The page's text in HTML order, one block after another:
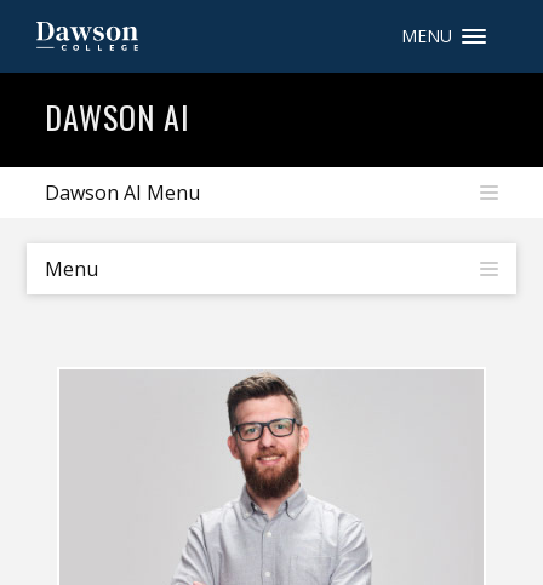
MENU
DAWSON AI
Dawson AI Menu
Menu
EN
portail My Dawson///
À propos de Dawson
Comment postuler
Carrières
Liens rapides
Contact